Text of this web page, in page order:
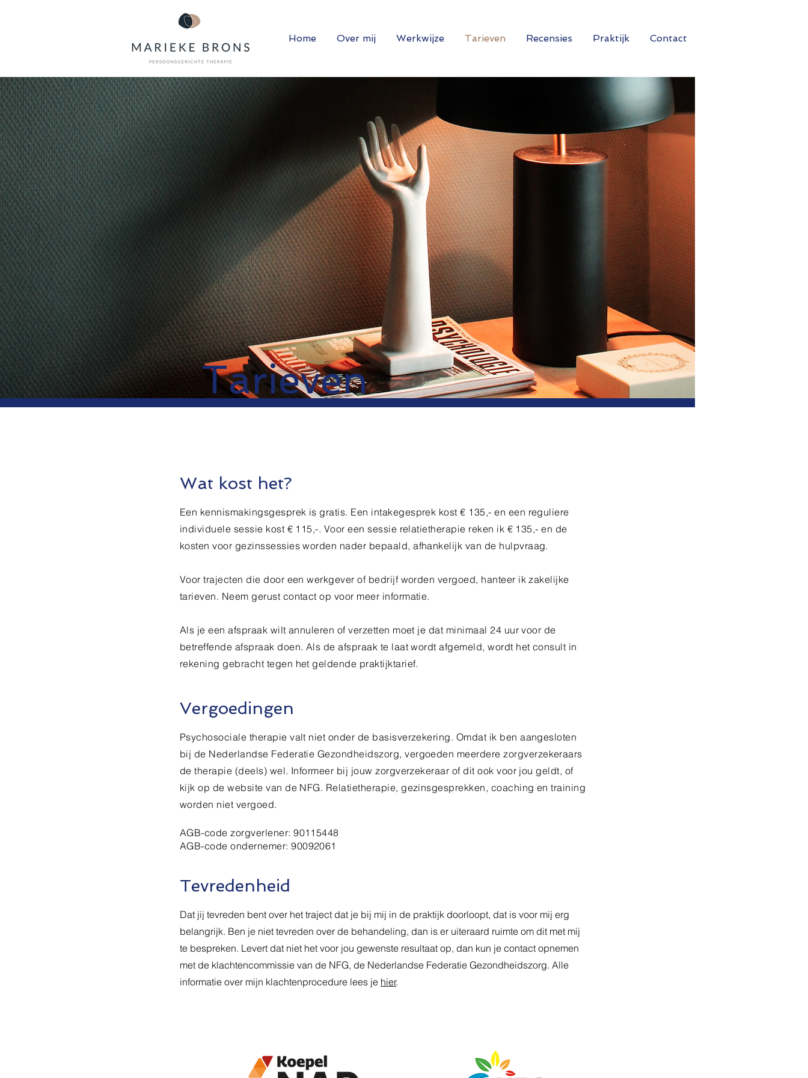
Home Over mij Werkwijze Tarieven Recensies Praktijk Contact
Tarieven
Wat kost het?
Een kennismakingsgesprek is gratis. Een intakegesprek kost € 135,- en een reguliere
individuele sessie kost € 115,-. Voor een sessie relatietherapie reken ik € 135,- en de
kosten voor gezinssessies worden nader bepaald, afhankelijk van de hulpvraag.
Voor trajecten die door een werkgever of bedrijf worden vergoed, hanteer ik zakelijke
tarieven. Neem gerust contact op voor meer informatie.
Als je een afspraak wilt annuleren of verzetten moet je dat minimaal 24 uur voor de
betreffende afspraak doen. Als de afspraak te laat wordt afgemeld, wordt het consult in
rekening gebracht tegen het geldende praktijktarief.
Vergoedingen
Psychosociale therapie valt niet onder de basisverzekering. Omdat ik ben aangesloten
bij de Nederlandse Federatie Gezondheidszorg, vergoeden meerdere zorgverzekeraars
de therapie (deels) wel. Informeer bij jouw zorgverzekeraar of dit ook voor jou geldt, of
kijk op de website van de NFG. Relatietherapie, gezinsgesprekken, coaching en training
worden niet vergoed.
AGB-code zorgverlener: 90115448
AGB-code ondernemer: 90092061
Tevredenheid
Dat jij tevreden bent over het traject dat je bij mij in de praktijk doorloopt, dat is voor mij erg
belangrijk. Ben je niet tevreden over de behandeling, dan is er uiteraard ruimte om dit met mij
te bespreken. Levert dat niet het voor jou gewenste resultaat op, dan kun je contact opnemen
met de klachtencommissie van de NFG, de Nederlandse Federatie Gezondheidszorg. Alle
informatie over mijn klachtenprocedure lees je hier.